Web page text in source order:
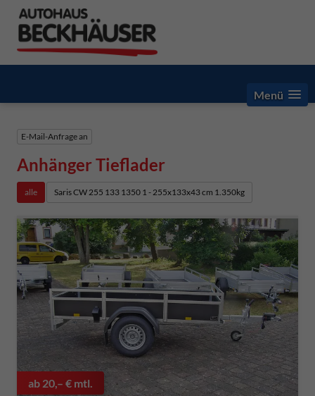
Menü
E-Mail-Anfrage an
Anhänger Tieflader
alle Saris CW 255 133 1350 1 - 255x133x43 cm 1.350kg
ab 20,– € mtl.